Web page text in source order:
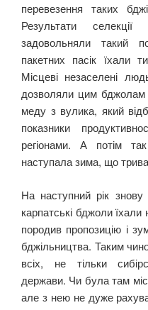
перевезення таких
Результати
задовольняли такий
пакетних пасік їхали
Місцеві незаселені
дозволяли цим бджолам
меду з вулика, який
показники
регіонами. А потім
наступала зима, що
На наступний рік
карпатські бджоли
породив пропозицію і
бджільництва. Таким
всіх, не тільки
держави. Чи була там
але з нею не дуже